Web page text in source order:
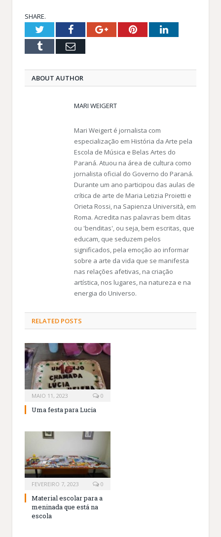
SHARE.
TwitterFacebookGoogle+PinterestLinkedIn
Tumblr Email
ABOUT AUTHOR
MARI WEIGERT
Mari Weigert é jornalista com
especialização em História da Arte pela
Escola de Música e Belas Artes do
Paraná. Atuou na área de cultura como
jornalista oficial do Governo do Paraná.
Durante um ano participou das aulas de
crítica de arte de Maria Letizia Proietti e
Orieta Rossi, na Sapienza Università, em
Roma. Acredita nas palavras bem ditas
ou 'benditas', ou seja, bem escritas, que
educam, que seduzem pelos
significados, pela emoção ao informar
sobre a arte da vida que se manifesta
nas relações afetivas, na criação
artística, nos lugares, na natureza e na
energia do Universo.
RELATED POSTS
MAIO 11, 2023 0
Uma festa para Lucia
FEVEREIRO 7, 2023 0
Material escolar para a
meninada que está na
escola